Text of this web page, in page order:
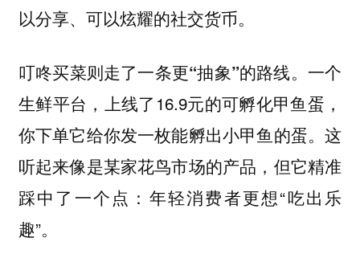
以分享、可以炫耀的社交货币。
叮咚买菜则走了一条更“抽象”的路线。 一个
生鲜平台，上线了16.9元的可孵化甲鱼蛋，
你下单它给你发一枚能孵出小甲鱼的蛋。这
听起来像是某家花鸟市场的产品，但它精准
踩中了一个点：年轻消费者更想“吃出乐
趣”。